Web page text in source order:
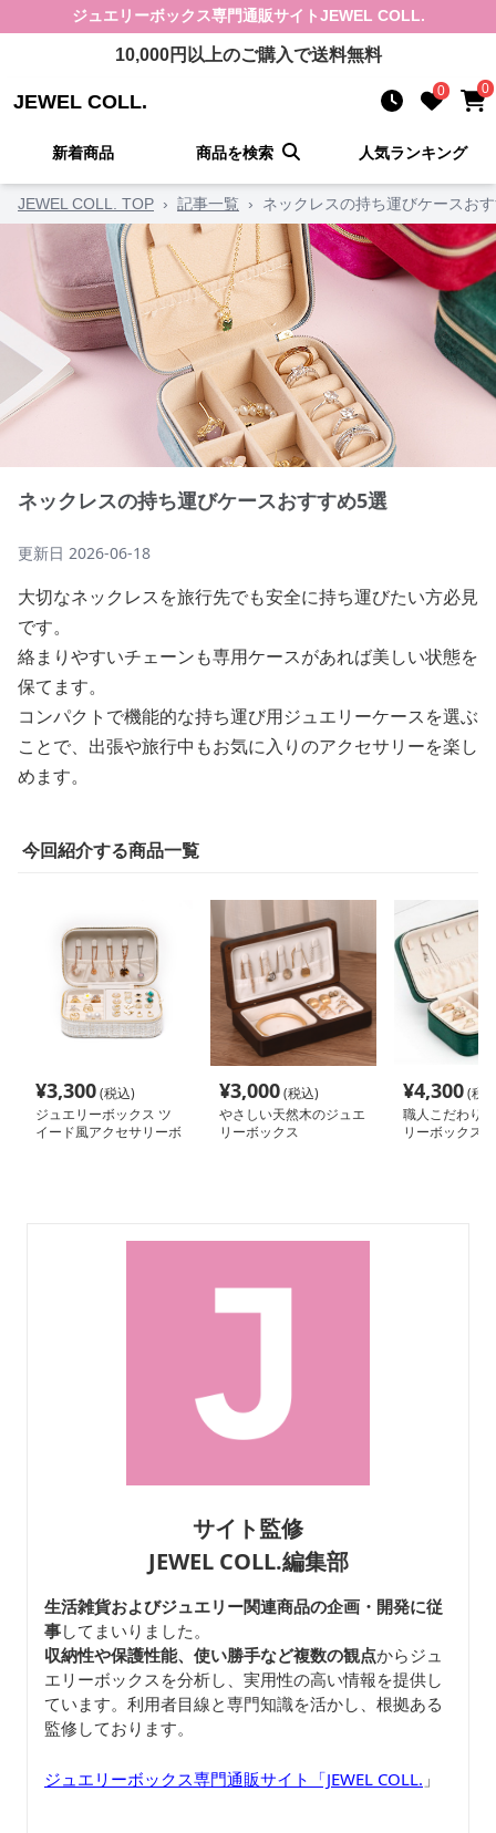
ジュエリーボックス専門通販サイトJEWEL COLL.
10,000円以上のご購入で送料無料
JEWEL COLL. 0 0
新着商品 商品を検索 人気ランキング
JEWEL COLL. TOP › 記事一覧 › ネックレスの持ち運びケースお
ネックレスの持ち運びケースおすすめ5選
更新日 2026-06-18
大切なネックレスを旅行先でも安全に持ち運びたい方必見
です。
絡まりやすいチェーンも専用ケースがあれば美しい状態を
保てます。
コンパクトで機能的な持ち運び用ジュエリーケースを選ぶ
ことで、出張や旅行中もお気に入りのアクセサリーを楽し
めます。
今回紹介する商品一覧
¥3,300(税込)
ジュエリーボックス ツ
イード風アクセサリーボ
¥3,000(税込)
やさしい天然木のジュエ
リーボックス
¥4,300(税
職人こだわり
リーボックス
サイト監修
JEWEL COLL.編集部
生活雑貨およびジュエリー関連商品の企画・開発に従
事してまいりました。
収納性や保護性能、使い勝手など複数の観点からジュ
エリーボックスを分析し、実用性の高い情報を提供し
ています。利用者目線と専門知識を活かし、根拠ある
監修しております。
ジュエリーボックス専門通販サイト「JEWEL COLL. 」